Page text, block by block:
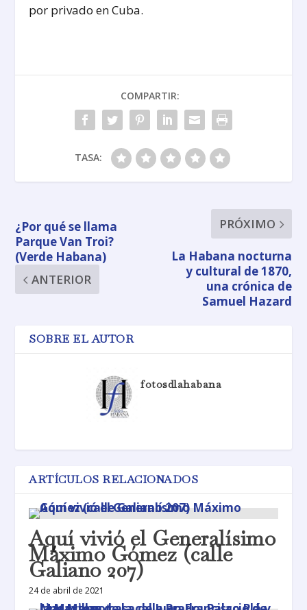
por privado en Cuba.
COMPARTIR:
TASA:
¿Por qué se llama
Parque Van Troi?
(Verde Habana)
ANTERIOR
PRÓXIMO
La Habana nocturna
y cultural de 1870,
una crónica de
Samuel Hazard
SOBRE EL AUTOR
fotosdlahabana
ARTÍCULOS RELACIONADOS
Aquí vivió el Generalísimo
Máximo Gómez (calle
Galiano 207)
24 de abril de 2021